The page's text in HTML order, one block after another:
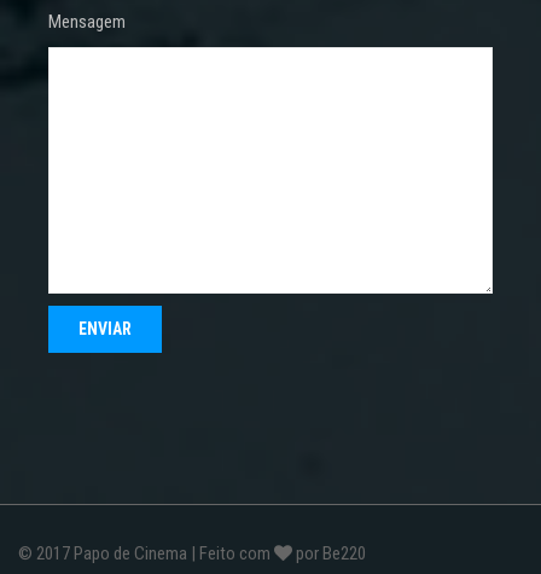
Mensagem
© 2017 Papo de Cinema | Feito com por Be220